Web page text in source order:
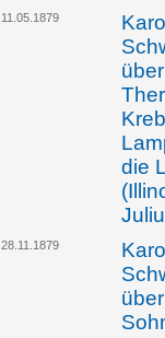
11.05.1879
die
28.11.1879